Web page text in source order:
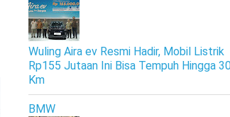
Wuling Aira ev Resmi Hadir, Mobil Listrik
Rp155 Jutaan Ini Bisa Tempuh Hingga
Km
BMW